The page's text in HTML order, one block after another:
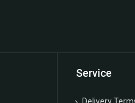
Service